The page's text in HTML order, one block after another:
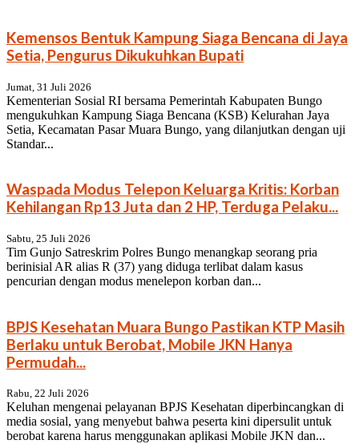
Kemensos Bentuk Kampung Siaga Bencana di Jaya
Setia, Pengurus Dikukuhkan Bupati
Jumat, 31 Juli 2026
Kementerian Sosial RI bersama Pemerintah Kabupaten Bungo
mengukuhkan Kampung Siaga Bencana (KSB) Kelurahan Jaya
Setia, Kecamatan Pasar Muara Bungo, yang dilanjutkan dengan uji
Standar...
Waspada Modus Telepon Keluarga Kritis: Korban
Kehilangan Rp13 Juta dan 2 HP, Terduga Pelaku...
Sabtu, 25 Juli 2026
Tim Gunjo Satreskrim Polres Bungo menangkap seorang pria
berinisial AR alias R (37) yang diduga terlibat dalam kasus
pencurian dengan modus menelepon korban dan...
BPJS Kesehatan Muara Bungo Pastikan KTP Masih
Berlaku untuk Berobat, Mobile JKN Hanya
Permudah...
Rabu, 22 Juli 2026
Keluhan mengenai pelayanan BPJS Kesehatan diperbincangkan di
media sosial, yang menyebut bahwa peserta kini dipersulit untuk
berobat karena harus menggunakan aplikasi Mobile JKN dan...